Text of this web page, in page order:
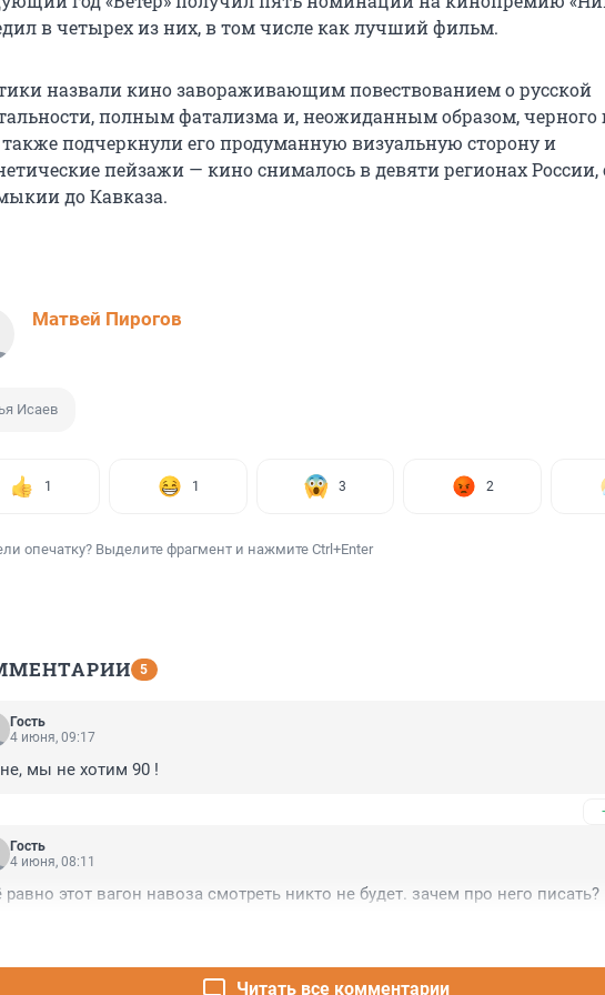
в четырех из них, в том числе как лучший фильм.
назвали кино завораживающим повествованием о русской
полным фатализма и, неожиданным образом, черного
подчеркнули его продуманную визуальную сторону и
пейзажи — кино снималось в девяти регионах России,
до Кавказа.
Матвей Пирогов
Исаев
1 1 3 2
опечатку? Выделите фрагмент и нажмите Ctrl+Enter
5
Гость
4 июня, 09:17
мы не хотим 90 !
Гость
4 июня, 08:11
равно этот вагон навоза смотреть никто не будет. зачем про него писать?
Читать все комментарии